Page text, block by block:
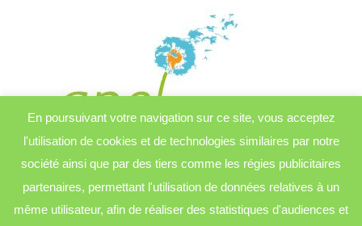
En poursuivant votre navigation sur ce site, vous acceptez
l'utilisation de cookies et de technologies similaires par notre
société ainsi que par des tiers comme les régies publicitaires
partenaires, permettant l'utilisation de données relatives à un
même utilisateur, afin de réaliser des statistiques d'audiences et